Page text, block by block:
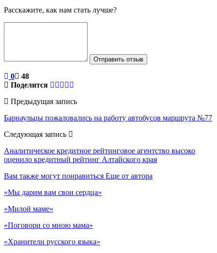
Расскажите, как нам стать лучше?
Отправить отзыв
0
48
Поделится
Предыдущая запись
Барнаульцы пожаловались на работу автобусов маршрута №77
Следующая запись
Аналитическое кредитное рейтинговое агентство высоко
оценило кредитный рейтинг Алтайского края
Вам также могут понравиться Еще от автора
«Мы дарим вам свои сердца»
«Милой маме»
«Поговори со мною мама»
«Хранители русского языка»